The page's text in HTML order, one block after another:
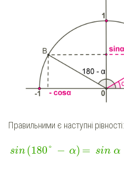
Правильними є наступні рівності:
sin (180° − α) = sin α